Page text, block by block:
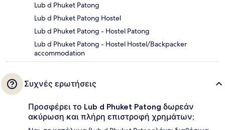
Lub d Phuket Patong
Lub d Phuket Patong Hostel
Lub d Phuket Patong - Hostel Patong
Lub d Phuket Patong - Hostel Hostel/Backpacker
accommodation
Συχνές ερωτήσεις
Προσφέρει το Lub d Phuket Patong δωρεάν
ακύρωση και πλήρη επιστροφή χρημάτων;